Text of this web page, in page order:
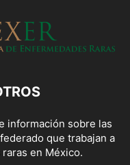
información sobre las
que trabajan a
en México.